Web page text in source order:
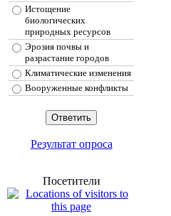
Истощение
биологических
природных ресурсов
Эрозия почвы и
разрастание городов
Климатические изменения
Вооруженные конфликты
Результат опроса
Посетители